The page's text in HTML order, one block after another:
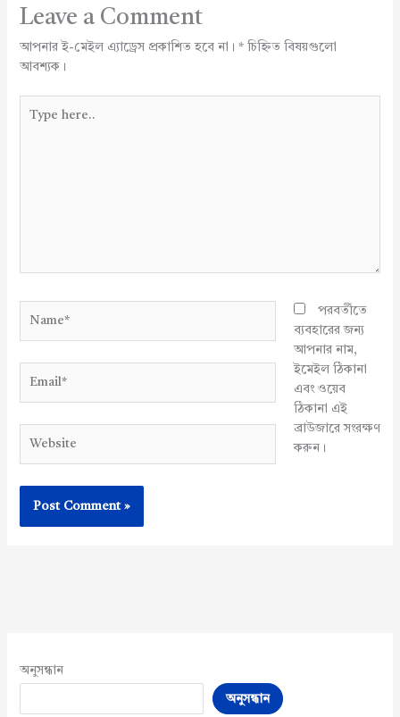
Leave a Comment
আপনার ই-মেইল এ্যাড্রেস প্রকাশিত হবে না। *চিহ্নিত বিষয়গুলো
আবশ্যক।
here..
পরবর্তীতে
ব্যবহারের জন্য
আপনার নাম,
ইমেইল ঠিকানা
এবং ওয়েব
ঠিকানা এই
ব্রাউজারে সংরক্ষণ
করুন।
অনুসন্ধান
অনুসন্ধান